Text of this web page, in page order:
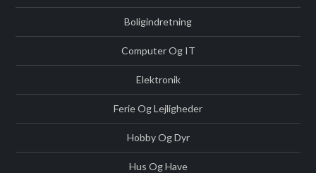
Boligindretning
Computer Og IT
Elektronik
Ferie Og Lejligheder
Hobby Og Dyr
Hus Og Have